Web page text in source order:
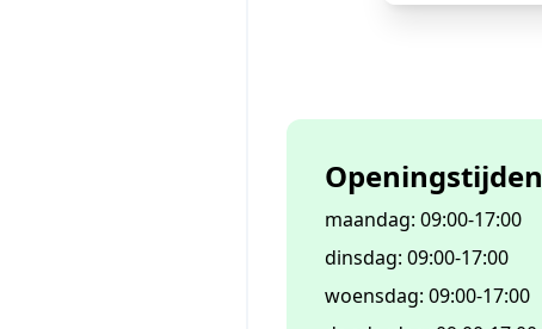
Openingstijden
maandag: 09:00-17:00
dinsdag: 09:00-17:00
woensdag: 09:00-17:00